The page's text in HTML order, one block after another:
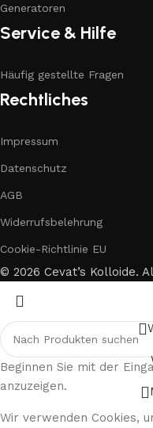
Generatoren
Service & Hilfe
Häufig gestellte Fragen
Rechtliches
Impressum
Datenschutz
AGB
Widerrufsbelehrung
Cookie-Richtlinie EU
© 2026 Cevat’s Kolloide.
Beginnen Sie mit der
anzuzeigen.
Wir verwenden Cookies,